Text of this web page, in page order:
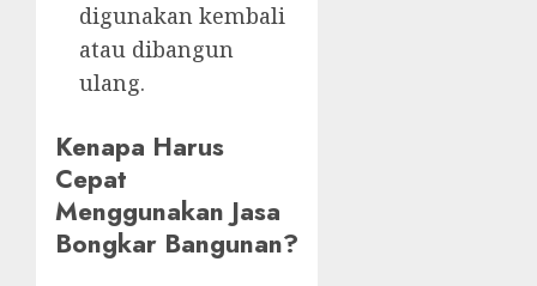
digunakan kembali
atau dibangun
ulang.
Kenapa Harus
Cepat
Menggunakan Jasa
Bongkar Bangunan?